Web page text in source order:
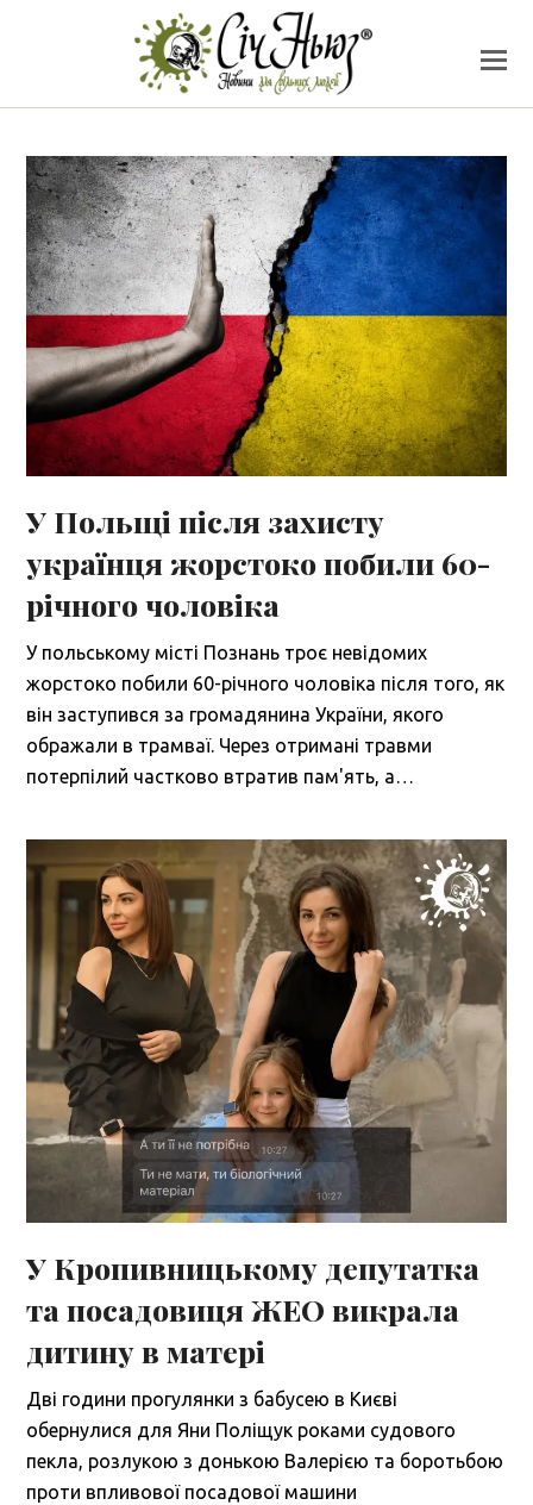
У Польщі після захисту
українця жорстоко побили 60-
річного чоловіка
У польському місті Познань троє невідомих
жорстоко побили 60-річного чоловіка після того, як
він заступився за громадянина України, якого
ображали в трамваї. Через отримані травми
потерпілий частково втратив пам'ять, а…
У Кропивницькому депутатка
та посадовиця ЖЕО викрала
дитину в матері
Дві години прогулянки з бабусею в Києві
обернулися для Яни Поліщук роками судового
пекла, розлукою з донькою Валерією та боротьбою
проти впливової посадової машини